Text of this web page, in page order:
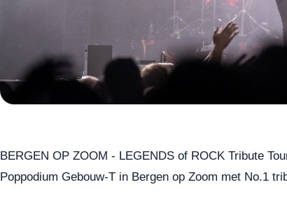
BERGEN OP ZOOM - LEGENDS of ROCK Tribute
Poppodium Gebouw-T in Bergen op Zoom met No.1